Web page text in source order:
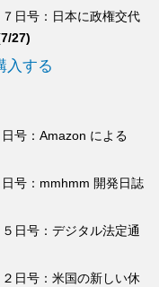
日号：日本に政権交代
27)
入する
日号：米国の新しい休
日号：デジタル法定通
号：mmhmm 開発日誌
号：Amazon による